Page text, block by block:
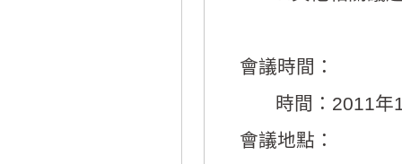
會議時間：
時間：2011年
會議地點：